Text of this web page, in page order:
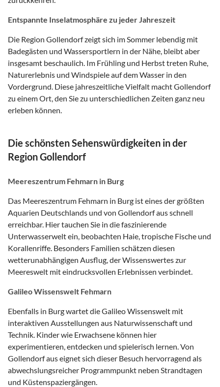
Entspannte Inselatmosphäre zu jeder Jahreszeit
Die Region Gollendorf zeigt sich im Sommer lebendig mit
Badegästen und Wassersportlern in der Nähe, bleibt aber
insgesamt beschaulich. Im Frühling und Herbst treten Ruhe,
Naturerlebnis und Windspiele auf dem Wasser in den
Vordergrund. Diese jahreszeitliche Vielfalt macht Gollendorf
zu einem Ort, den Sie zu unterschiedlichen Zeiten ganz neu
erleben können.
Die schönsten Sehenswürdigkeiten in der
Region Gollendorf
Meereszentrum Fehmarn in Burg
Das Meereszentrum Fehmarn in Burg ist eines der größten
Aquarien Deutschlands und von Gollendorf aus schnell
erreichbar. Hier tauchen Sie in die faszinierende
Unterwasserwelt ein, beobachten Haie, tropische Fische und
Korallenriffe. Besonders Familien schätzen diesen
wetterunabhängigen Ausflug, der Wissenswertes zur
Meereswelt mit eindrucksvollen Erlebnissen verbindet.
Galileo Wissenswelt Fehmarn
Ebenfalls in Burg wartet die Galileo Wissenswelt mit
interaktiven Ausstellungen aus Naturwissenschaft und
Technik. Kinder wie Erwachsene können hier
experimentieren, entdecken und spielerisch lernen. Von
Gollendorf aus eignet sich dieser Besuch hervorragend als
abwechslungsreicher Programmpunkt neben Strandtagen
und Küstenspaziergängen.